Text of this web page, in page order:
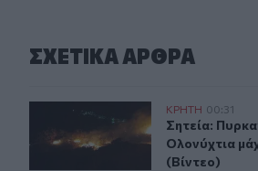
ΣΧΕΤΙΚA AΡΘΡΑ
Σητεία: Πυρκαγιά στα Αχλάδια -
ΚΡΗΤΗ 00:31
Σητεία:
Σητεία:
Ολονύχτια
(Βίντεο)